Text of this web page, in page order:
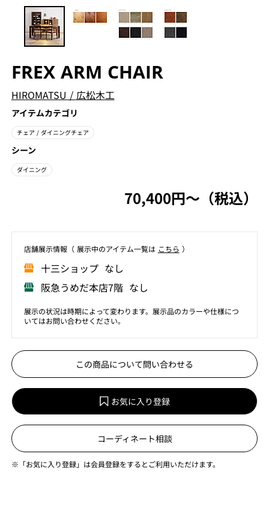
FREX ARM CHAIR
HIROMATSU / 広松木工
アイテムカテゴリ
チェア / ダイニングチェア
シーン
ダイニング
70,400円〜（税込）
店舗展⽰情報（ 展⽰中のアイテム⼀覧は こちら ）
⼗三ショップ なし
阪急うめだ本店7階 なし
展示の状況は時期によって変わります。展示品のカラーや仕様につ
いてはお問い合わせください。
この商品について問い合わせる
お気に入り登録
コーディネート相談
※「お気に入り登録」は会員登録をするとご利用いただけます。